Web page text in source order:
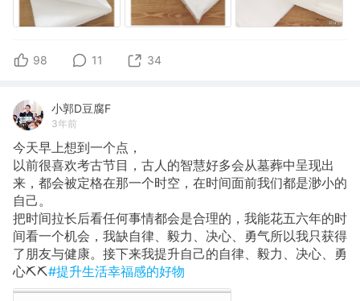
98 11 34
小郭D豆腐F
3年前
今天早上想到一个点，
以前很喜欢考古节目，古人的智慧好多会从墓葬中呈现出
来，都会被定格在那一个时空，在时间面前我们都是渺小的
自己。
把时间拉长后看任何事情都会是合理的，我能花五六年的时
间看一个机会，我缺自律、毅力、决心、勇气所以我只获得
了朋友与健康。接下来我提升自己的自律、毅力、决心、勇
心⛏️⛏️#提升生活幸福感的好物